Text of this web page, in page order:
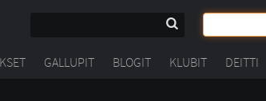
GALLUPIT BLOGIT KLUBIT DEITTI